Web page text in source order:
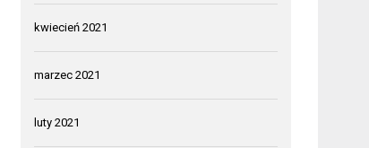
kwiecień 2021
marzec 2021
luty 2021